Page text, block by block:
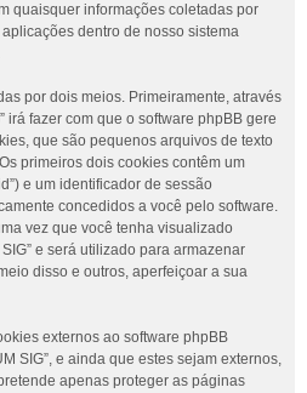
quaisquer informações coletadas por
dentro de nosso sistema
por dois meios. Primeiramente, através
irá fazer com que o software phpBB gere
que são pequenos arquivos de texto
primeiros dois cookies contêm um
e um identificador de sessão
concedidos a você pelo software.
vez que você tenha visualizado
e será utilizado para armazenar
disso e outros, aperfeiçoar a sua
externos ao software phpBB
SIG”, e ainda que estes sejam externos,
apenas proteger as páginas